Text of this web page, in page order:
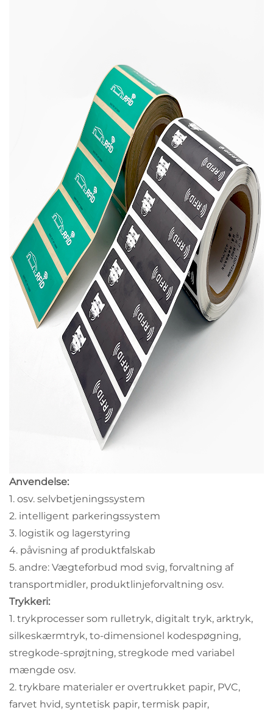
Anvendelse:
1. osv. selvbetjeningssystem
2. intelligent parkeringssystem
3. logistik og lagerstyring
4. påvisning af produktfalskab
5. andre: Vægteforbud mod svig, forvaltning af
transportmidler, produktlinjeforvaltning osv.
Trykkeri:
1. trykprocesser som rulletryk, digitalt tryk, arktryk,
silkeskærmtryk, to-dimensionel kodespøgning,
stregkode-sprøjtning, stregkode med variabel
mængde osv.
2. trykbare materialer er overtrukket papir, PVC,
farvet hvid, syntetisk papir, termisk papir,